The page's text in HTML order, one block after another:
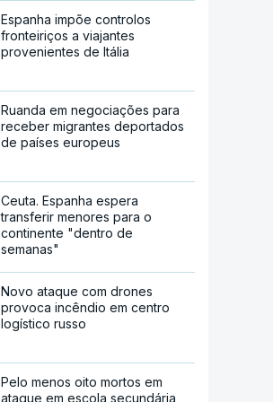
Espanha impõe controlos
fronteiriços a viajantes
provenientes de Itália
Ruanda em negociações para
receber migrantes deportados
de países europeus
Ceuta. Espanha espera
transferir menores para o
continente "dentro de
semanas"
Novo ataque com drones
provoca incêndio em centro
logístico russo
Pelo menos oito mortos em
ataque em escola secundária